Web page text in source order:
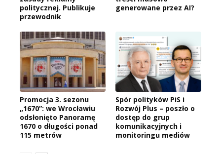
politycznej. Publikuje
przewodnik
generowane przez AI?
Promocja 3. sezonu
„1670”: we Wrocławiu
odsłonięto Panoramę
1670 o długości ponad
115 metrów
Spór polityków PiS i
Rozwój Plus – poszło o
dostęp do grup
komunikacyjnych i
monitoringu mediów